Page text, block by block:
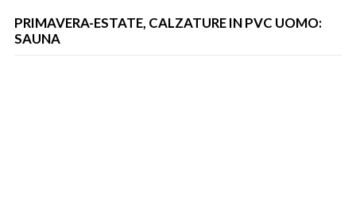
PRIMAVERA-ESTATE, CALZATURE IN PVC UOMO:
SAUNA